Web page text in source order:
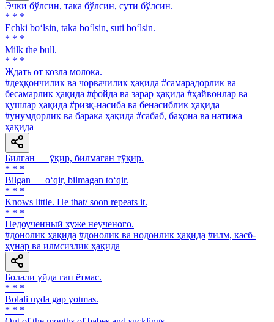
Эчки бўлсин, така бўлсин, сути бўлсин.
* * *
Echki bo‘lsin, taka bo‘lsin, suti bo‘lsin.
* * *
Milk the bull.
* * *
Ждать от козла молока.
#деҳқончилик ва чорвачилик ҳақида #самарадорлик ва
бесамарлик ҳақида #фойда ва зарар ҳақида #ҳайвонлар ва
қушлар ҳақида #ризқ-насиба ва бенасиблик ҳақида
#унумдорлик ва барака ҳақида #сабаб, баҳона ва натижа
ҳақида
Билган — ўқир, билмаган тўқир.
* * *
Bilgan — o‘qir, bilmagan to‘qir.
* * *
Knows little. He that/ soon repeats it.
* * *
Недоученный хуже неученого.
#донолик ҳақида #донолик ва нодонлик ҳақида #илм, касб-
ҳунар ва илмсизлик ҳақида
Болали уйда гап ётмас.
* * *
Bolali uyda gap yotmas.
* * *